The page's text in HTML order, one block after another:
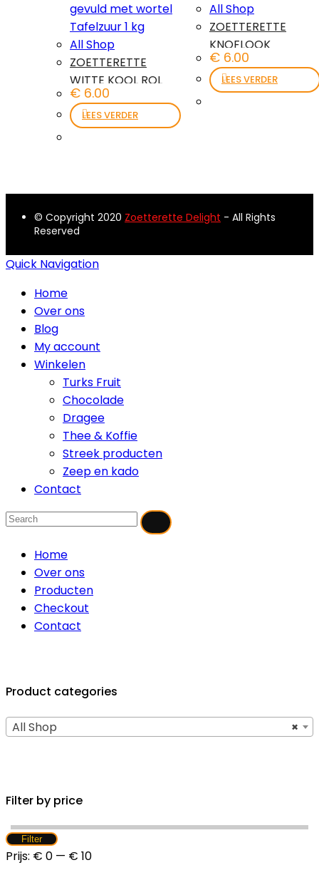
All Shop
ZOETTERETTE
WITTE KOOL ROL
GEVULD MET
WORTEL TAFELZUUR
1 KG
€ 6.00
LEES VERDER
All Shop
ZOETTERETTE
KNOFLOOK
TAFELZUUR 1 KG
€ 6.00
LEES VERDER
© Copyright 2020 Zoetterette Delight - All Rights
Reserved
Quick Navigation
Home
Over ons
Blog
My account
Winkelen
Turks Fruit
Chocolade
Dragee
Thee & Koffie
Streek producten
Zeep en kado
Contact
Home
Over ons
Producten
Checkout
Contact
Product categories
×
All Shop
Filter by price
Min.
prijs
Max.
prijs
Filter
Prijs: € 0 — € 10